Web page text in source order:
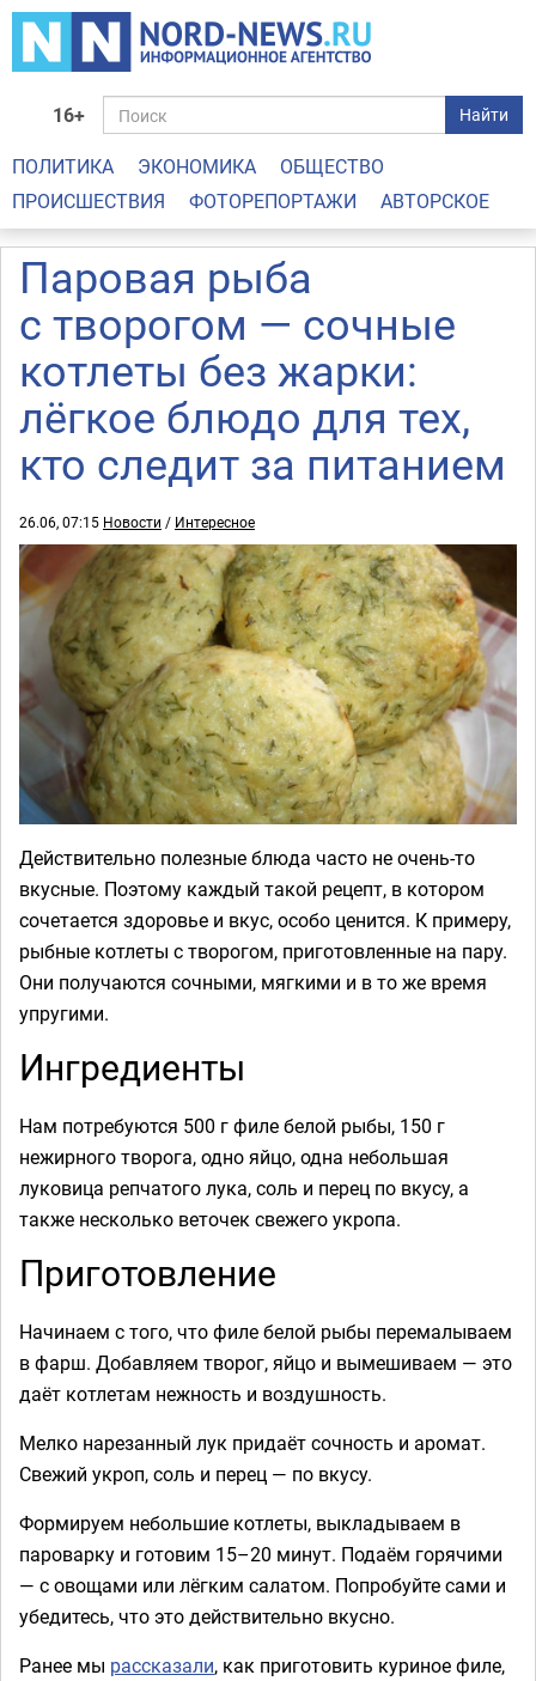
16+ Найти
ПОЛИТИКА ЭКОНОМИКА
ОБЩЕСТВО
ПРОИСШЕСТВИЯ
ФОТОРЕПОРТАЖИ АВТОРСКОЕ
Паровая рыба
с творогом — сочные
котлеты без жарки:
лёгкое блюдо для тех,
кто следит за питанием
26.06, 07:15 Новости / Интересное
Действительно полезные блюда часто не очень-то
вкусные. Поэтому каждый такой рецепт, в котором
сочетается здоровье и вкус, особо ценится. К примеру,
рыбные котлеты с творогом, приготовленные на пару.
Они получаются сочными, мягкими и в то же время
упругими.
Ингредиенты
Нам потребуются 500 г филе белой рыбы, 150 г
нежирного творога, одно яйцо, одна небольшая
луковица репчатого лука, соль и перец по вкусу, а
также несколько веточек свежего укропа.
Приготовление
Начинаем с того, что филе белой рыбы перемалываем
в фарш. Добавляем творог, яйцо и вымешиваем — это
даёт котлетам нежность и воздушность.
Мелко нарезанный лук придаёт сочность и аромат.
Свежий укроп, соль и перец — по вкусу.
Формируем небольшие котлеты, выкладываем в
пароварку и готовим 15–20 минут. Подаём горячими
— с овощами или лёгким салатом. Попробуйте сами и
убедитесь, что это действительно вкусно.
Ранее мы рассказали, как приготовить куриное филе,